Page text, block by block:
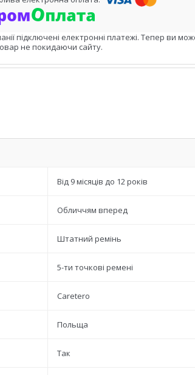
підключені електронні платежі. Тепер ви
не покидаючи сайту.
Від 9 місяців до 12 років
Обличчям вперед
Штатний ремінь
5-ти точкові ремені
Caretero
Польща
Так